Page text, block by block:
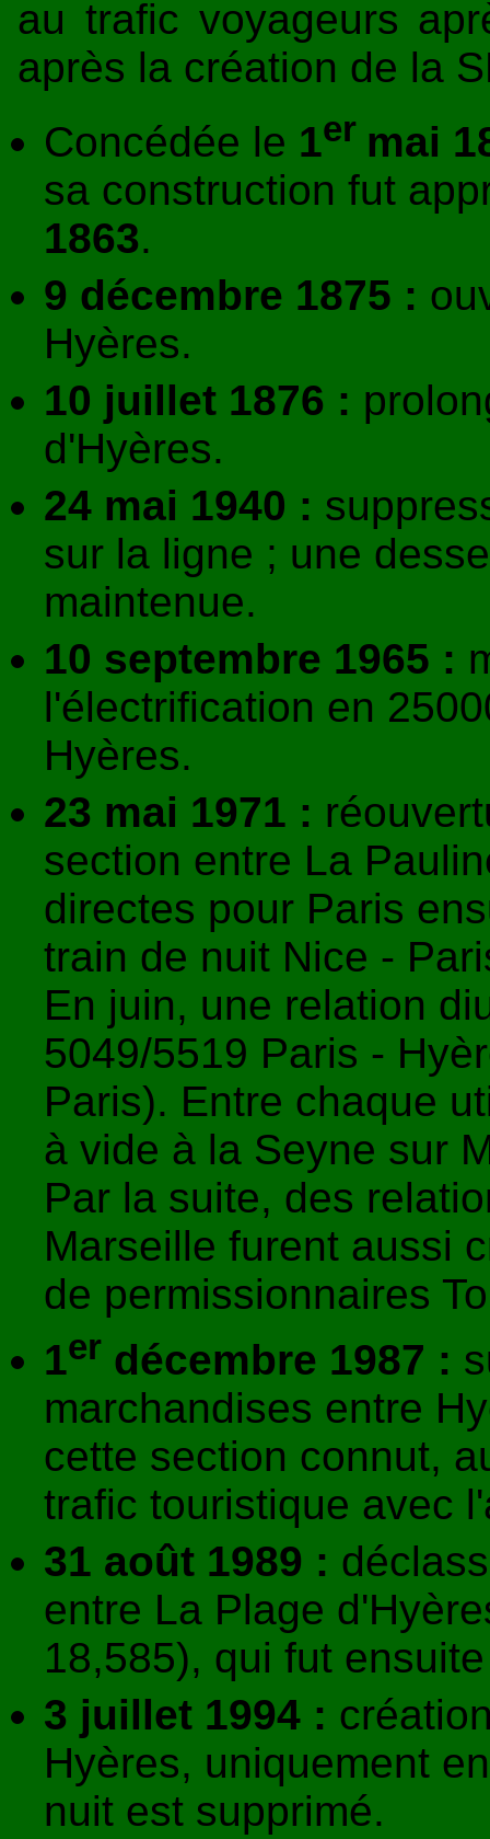
au trafic voyageurs
après la création de la
Concédée le 1er mai
sa construction fut
1863.
9 décembre 1875 :
Hyères.
10 juillet 1876 :
d'Hyères.
24 mai 1940 :
sur la ligne ; une
maintenue.
10 septembre 1965 :
l'électrification en
Hyères.
23 mai 1971 :
section entre La
directes pour Paris
train de nuit Nice -
En juin, une relation
5049/5519 Paris -
Paris). Entre chaque
à vide à la Seyne sur
Par la suite, des
Marseille furent aussi
de permissionnaires
1er décembre 1987 :
marchandises entre
cette section connut,
trafic touristique avec
31 août 1989 :
entre La Plage
18,585), qui fut
3 juillet 1994 :
Hyères, uniquement
nuit est supprimé.